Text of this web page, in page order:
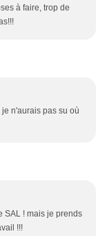
à faire, trop de
n'aurais pas su où
SAL ! mais je prends
!!!